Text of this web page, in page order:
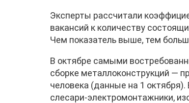
Эксперты рассчитали
вакансий к количеству
Чем показатель выше, тем
В октябре самыми
сборке металлоконструкций —
человека (данные на 1
слесари-электромонтажники,